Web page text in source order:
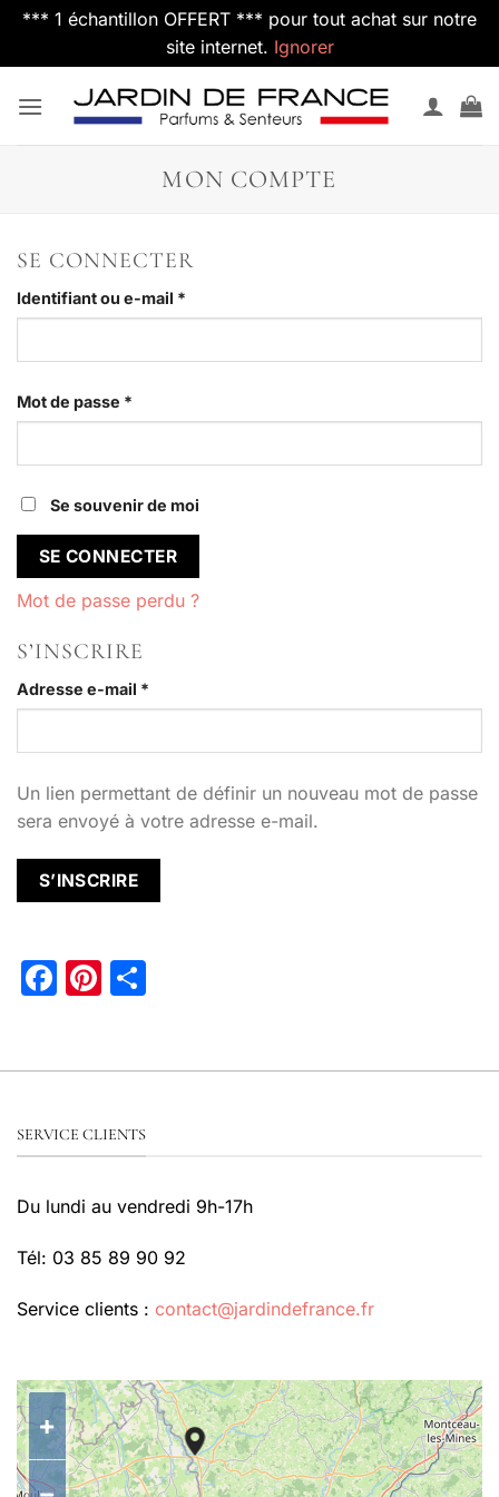
*** 1 échantillon OFFERT *** pour tout achat sur notre
site internet. Ignorer
MON COMPTE
SE CONNECTER
Identifiant ou e-mail *
Mot de passe *
Se souvenir de moi
SE CONNECTER
Mot de passe perdu ?
S’INSCRIRE
Adresse e-mail *
Un lien permettant de définir un nouveau mot de passe
sera envoyé à votre adresse e-mail.
S’INSCRIRE
Facebook
Pinterest
SERVICE CLIENTS
Du lundi au vendredi 9h-17h
Tél: 03 85 89 90 92
Service clients : contact@jardindefrance.fr
+